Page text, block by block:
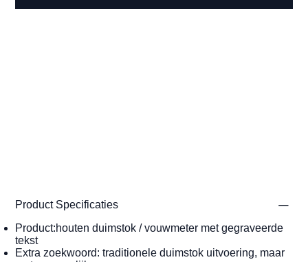
Product Specificaties
Product:houten duimstok / vouwmeter met gegraveerde
tekst
Extra zoekwoord: traditionele duimstok uitvoering, maar